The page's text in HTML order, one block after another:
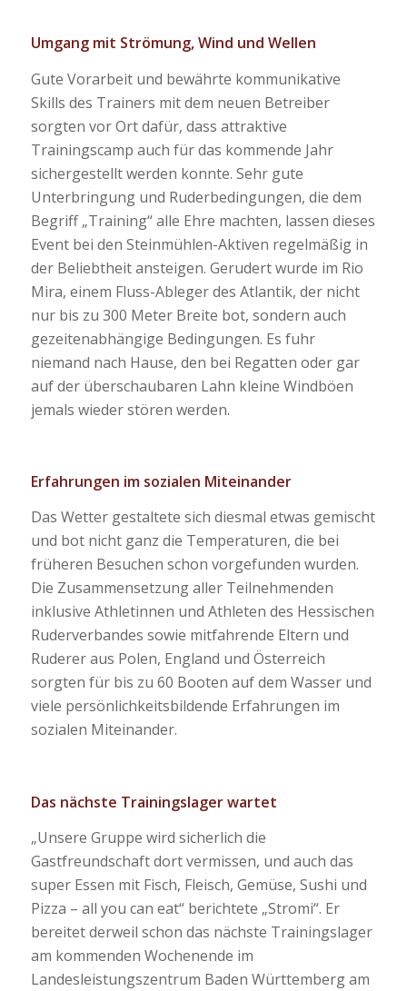
Umgang mit Strömung, Wind und Wellen
Gute Vorarbeit und bewährte kommunikative
Skills des Trainers mit dem neuen Betreiber
sorgten vor Ort dafür, dass attraktive
Trainingscamp auch für das kommende Jahr
sichergestellt werden konnte. Sehr gute
Unterbringung und Ruderbedingungen, die dem
Begriff „Training“ alle Ehre machten, lassen dieses
Event bei den Steinmühlen-Aktiven regelmäßig in
der Beliebtheit ansteigen. Gerudert wurde im Rio
Mira, einem Fluss-Ableger des Atlantik, der nicht
nur bis zu 300 Meter Breite bot, sondern auch
gezeitenabhängige Bedingungen. Es fuhr
niemand nach Hause, den bei Regatten oder gar
auf der überschaubaren Lahn kleine Windböen
jemals wieder stören werden.
Erfahrungen im sozialen Miteinander
Das Wetter gestaltete sich diesmal etwas gemischt
und bot nicht ganz die Temperaturen, die bei
früheren Besuchen schon vorgefunden wurden.
Die Zusammensetzung aller Teilnehmenden
inklusive Athletinnen und Athleten des Hessischen
Ruderverbandes sowie mitfahrende Eltern und
Ruderer aus Polen, England und Österreich
sorgten für bis zu 60 Booten auf dem Wasser und
viele persönlichkeitsbildende Erfahrungen im
sozialen Miteinander.
Das nächste Trainingslager wartet
„Unsere Gruppe wird sicherlich die
Gastfreundschaft dort vermissen, und auch das
super Essen mit Fisch, Fleisch, Gemüse, Sushi und
Pizza – all you can eat“ berichtete „Stromi“. Er
bereitet derweil schon das nächste Trainingslager
am kommenden Wochenende im
Landesleistungszentrum Baden Württemberg am